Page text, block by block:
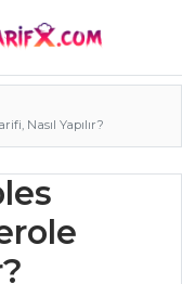
Nasıl Yapılır?